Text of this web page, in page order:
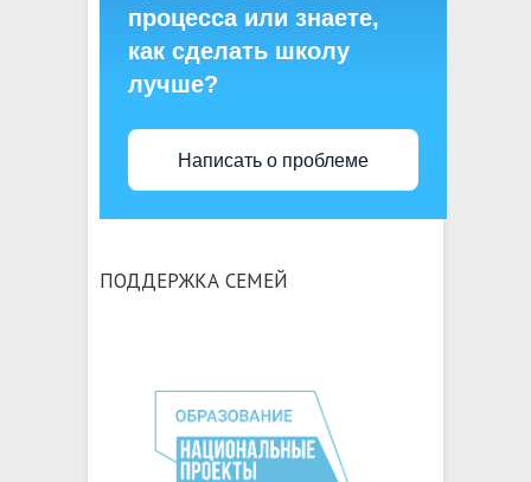
процесса или знаете,
как сделать школу
лучше?
Написать о проблеме
ПОДДЕРЖКА СЕМЕЙ